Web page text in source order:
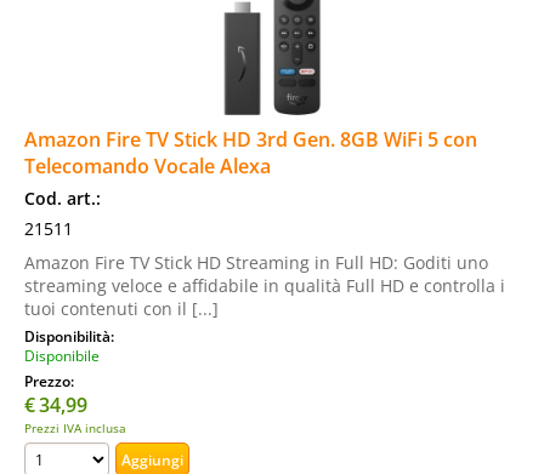
Amazon Fire TV Stick HD 3rd Gen. 8GB WiFi 5 con
Telecomando Vocale Alexa
Cod. art.:
21511
Amazon Fire TV Stick HD Streaming in Full HD: Goditi uno
streaming veloce e affidabile in qualità Full HD e controlla i
tuoi contenuti con il [...]
Disponibilità:
Disponibile
Prezzo:
€34,99
Prezzi IVA inclusa